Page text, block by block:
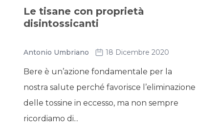
Le tisane con proprietà
disintossicanti
Antonio Umbriano 18 Dicembre 2020
Bere è un’azione fondamentale per la
nostra salute perché favorisce l’eliminazione
delle tossine in eccesso, ma non sempre
ricordiamo di...